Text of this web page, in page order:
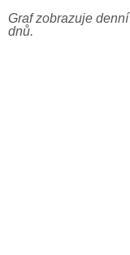
Graf zobrazuje
dnů.